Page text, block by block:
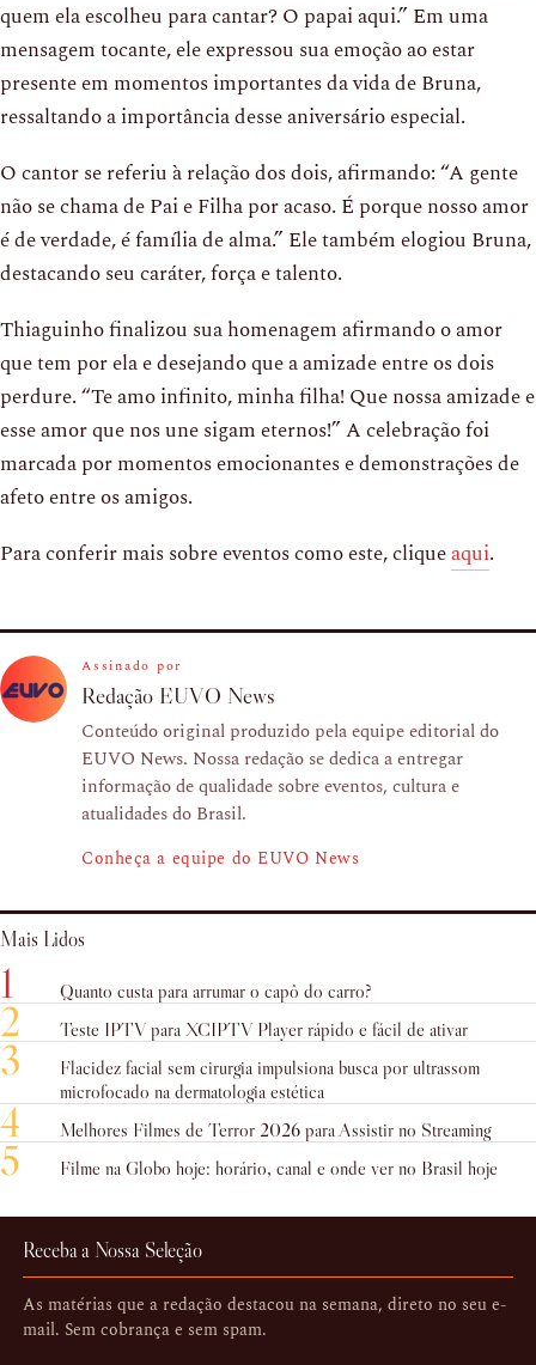
quem ela escolheu para cantar? O papai aqui.” Em uma
mensagem tocante, ele expressou sua emoção ao estar
presente em momentos importantes da vida de Bruna,
ressaltando a importância desse aniversário especial.
O cantor se referiu à relação dos dois, afirmando: “A gente
não se chama de Pai e Filha por acaso. É porque nosso amor
é de verdade, é família de alma.” Ele também elogiou Bruna,
destacando seu caráter, força e talento.
Thiaguinho finalizou sua homenagem afirmando o amor
que tem por ela e desejando que a amizade entre os dois
perdure. “Te amo infinito, minha filha! Que nossa amizade e
esse amor que nos une sigam eternos!” A celebração foi
marcada por momentos emocionantes e demonstrações de
afeto entre os amigos.
Para conferir mais sobre eventos como este, cliqueaqui.
Assinado por
Redação EUVO News
Conteúdo original produzido pela equipe editorial do
EUVO News. Nossa redação se dedica a entregar
informação de qualidade sobre eventos, cultura e
atualidades do Brasil.
Conheça a equipe do EUVO News
Mais Lidos
1 Quanto custa para arrumar o capô do carro?
2 Teste IPTV para XCIPTV Player rápido e fácil de ativar
3
Flacidez facial sem cirurgia impulsiona busca por ultrassom
microfocado na dermatologia estética
4 Melhores Filmes de Terror 2026 para Assistir no Streaming
5 Filme na Globo hoje: horário, canal e onde ver no Brasil hoje
Receba a Nossa Seleção
As matérias que a redação destacou na semana, direto no seu e-
mail. Sem cobrança e sem spam.